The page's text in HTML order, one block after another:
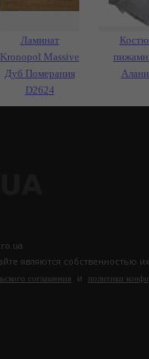
Ламинат
Kronopol Massive
Дуб Померания
D2624
являются собственностью
соглашения и политики